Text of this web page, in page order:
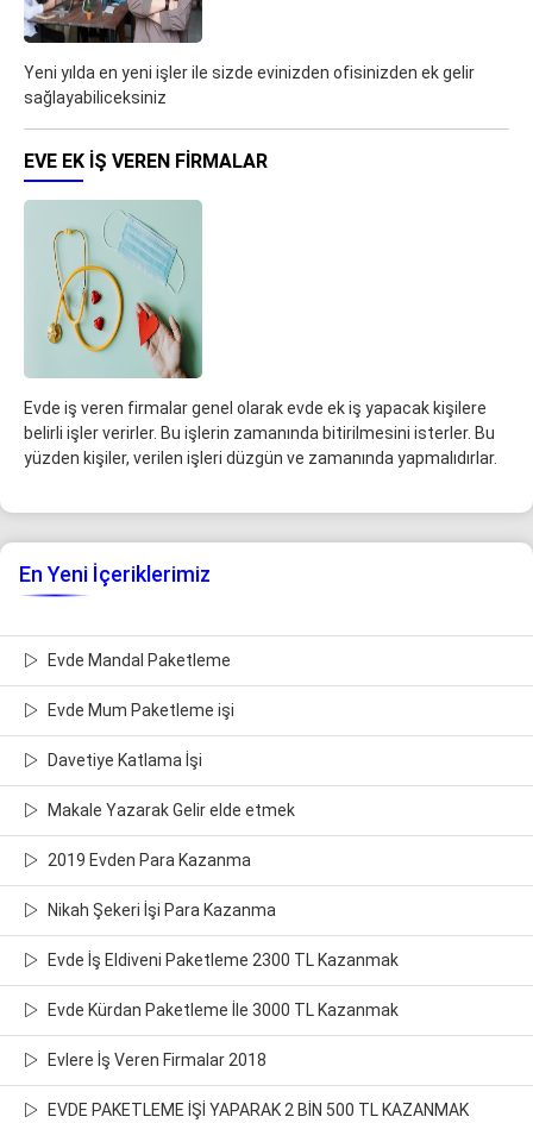
Yeni yılda en yeni işler ile sizde evinizden ofisinizden ek gelir
sağlayabiliceksiniz
EVE EK IŞ VEREN FIRMALAR
Evde iş veren firmalar genel olarak evde ek iş yapacak kişilere
belirli işler verirler. Bu işlerin zamanında bitirilmesini isterler. Bu
yüzden kişiler, verilen işleri düzgün ve zamanında yapmalıdırlar.
En Yeni İçeriklerimiz
Evde Mandal Paketleme
Evde Mum Paketleme işi
Davetiye Katlama İşi
Makale Yazarak Gelir elde etmek
2019 Evden Para Kazanma
Nikah Şekeri İşi Para Kazanma
Evde İş Eldiveni Paketleme 2300 TL Kazanmak
Evde Kürdan Paketleme İle 3000 TL Kazanmak
Evlere İş Veren Firmalar 2018
EVDE PAKETLEME İŞİ YAPARAK 2 BİN 500 TL KAZANMAK